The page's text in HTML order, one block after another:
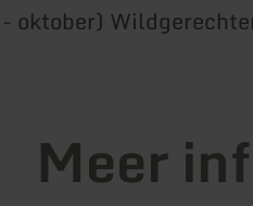
oktober)
Meer